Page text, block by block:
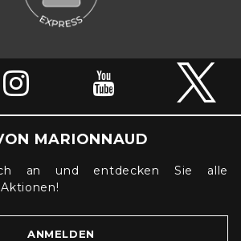
MARIONNAUD
an und entdecken Sie alle
ANMELDEN